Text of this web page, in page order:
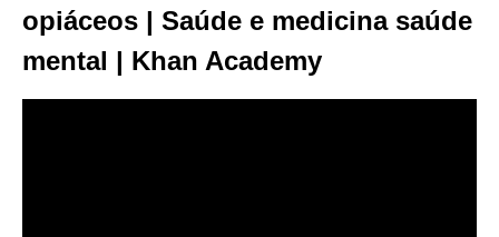
opiáceos | Saúde e medicina saúde
mental | Khan Academy